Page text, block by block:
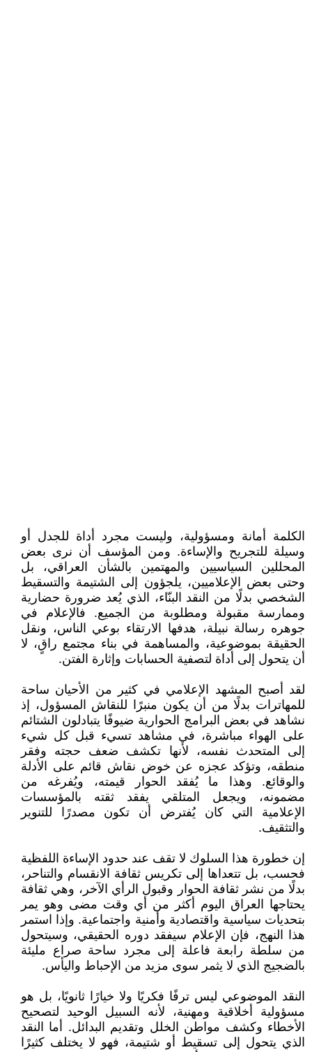
الكلمة أمانة ومسؤولية، وليست مجرد أداة للجدل أو
وسيلة للتجريح والإساءة. ومن المؤسف أن نرى بعض
المحللين السياسيين والمهتمين بالشأن العراقي، بل
وحتى بعض الإعلاميين، يلجؤون إلى الشتيمة والتسقيط
الشخصي بدلًا من النقد البنّاء، الذي يُعد ضرورة حضارية
وممارسة مقبولة ومطلوبة من الجميع. فالإعلام في
جوهره رسالة نبيلة، هدفها الارتقاء بوعي الناس، ونقل
الحقيقة بموضوعية، والمساهمة في بناء مجتمع راقٍ، لا
أن يتحول إلى أداة لتصفية الحسابات وإثارة الفتن.
لقد أصبح المشهد الإعلامي في كثير من الأحيان ساحة
للمهاترات بدلًا من أن يكون منبرًا للنقاش المسؤول، إذ
نشاهد في بعض البرامج الحوارية ضيوفًا يتبادلون الشتائم
على الهواء مباشرة، في مشاهد تسيء قبل كل شيء
إلى المتحدث نفسه، لأنها تكشف ضعف حجته وفقر
منطقه، وتؤكد عجزه عن خوض نقاش قائم على الأدلة
والوقائع. وهذا ما يُفقد الحوار قيمته، ويُفرغه من
مضمونه، ويجعل المتلقي يفقد ثقته بالمؤسسات
الإعلامية التي كان يُفترض أن تكون مصدرًا للتنوير
والتثقيف.
إن خطورة هذا السلوك لا تقف عند حدود الإساءة اللفظية
فحسب، بل تتعداها إلى تكريس ثقافة الانقسام والتناحر،
بدلًا من نشر ثقافة الحوار وقبول الرأي الآخر، وهي ثقافة
يحتاجها العراق اليوم أكثر من أي وقت مضى وهو يمر
بتحديات سياسية واقتصادية وأمنية واجتماعية. وإذا استمر
هذا النهج، فإن الإعلام سيفقد دوره الحقيقي، وسيتحول
من سلطة رابعة فاعلة إلى مجرد ساحة صراع مليئة
بالضجيج الذي لا يثمر سوى مزيد من الإحباط واليأس.
النقد الموضوعي ليس ترفًا فكريًا ولا خيارًا ثانويًا، بل هو
مسؤولية أخلاقية ومهنية، لأنه السبيل الوحيد لتصحيح
الأخطاء وكشف مواطن الخلل وتقديم البدائل. أما النقد
الذي يتحول إلى تسقيط أو شتيمة، فهو لا يختلف كثيرًا